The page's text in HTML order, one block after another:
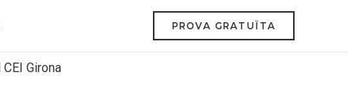
PROVA GRATUÏTA